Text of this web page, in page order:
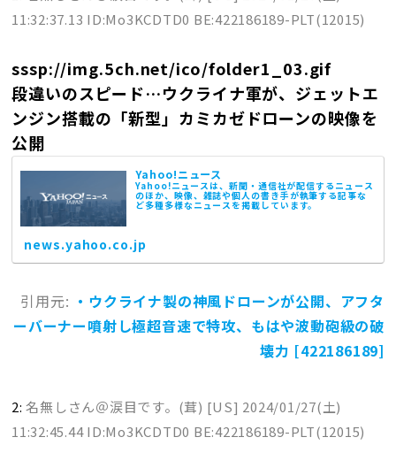
11:32:37.13 ID:Mo3KCDTD0 BE:422186189-PLT(12015)
sssp://img.5ch.net/ico/folder1_03.gif
段違いのスピード…ウクライナ軍が、ジェットエ
ンジン搭載の「新型」カミカゼドローンの映像を
公開
Yahoo!ニュース
Yahoo!ニュースは、新聞・通信社が配信するニュース
のほか、映像、雑誌や個人の書き手が執筆する記事な
ど多種多様なニュースを掲載しています。
news.yahoo.co.jp
引用元: ・ウクライナ製の神風ドローンが公開、アフタ
ーバーナー噴射し極超音速で特攻、もはや波動砲級の破
壊力 [422186189]
2:名無しさん＠涙目です。(茸) [US] 2024/01/27(土)
11:32:45.44 ID:Mo3KCDTD0 BE:422186189-PLT(12015)